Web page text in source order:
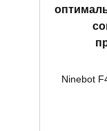
Ninebot